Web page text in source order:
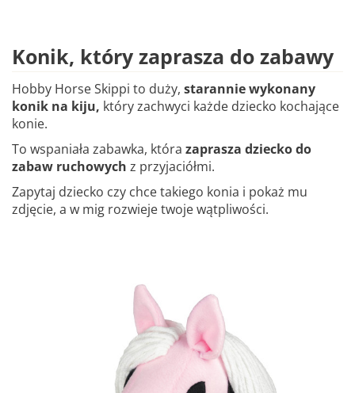
Konik, który zaprasza do zabawy
Hobby Horse Skippi to duży, starannie wykonany
konik na kiju, który zachwyci każde dziecko kochające
konie.
To wspaniała zabawka, która zaprasza dziecko do
zabaw ruchowych z przyjaciółmi.
Zapytaj dziecko czy chce takiego konia i pokaż mu
zdjęcie, a w mig rozwieje twoje wątpliwości.